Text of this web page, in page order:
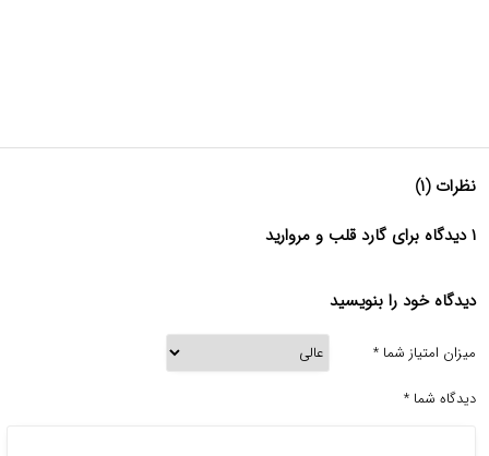
نظرات (۱)
۱ دیدگاه برای گارد قلب و مروارید
دیدگاه خود را بنویسید
میزان امتیاز شما *
دیدگاه شما *